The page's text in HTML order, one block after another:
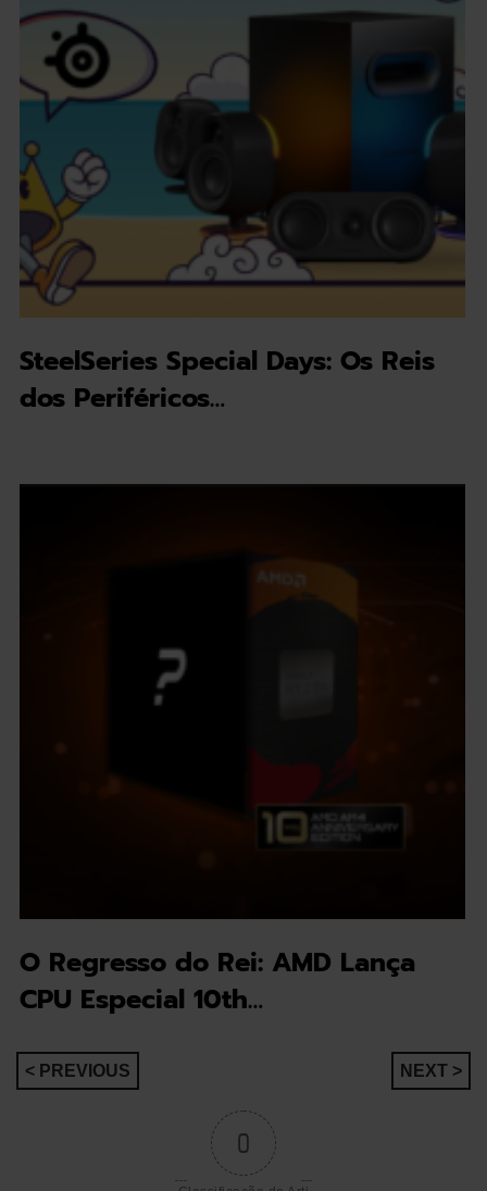
SteelSeries Special Days: Os Reis
dos Periféricos…
O Regresso do Rei: AMD Lança
CPU Especial 10th…
Navegação
< PREVIOUS NEXT >
0